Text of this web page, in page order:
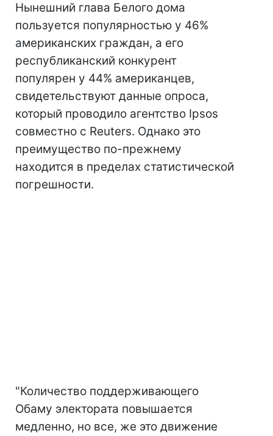
Нынешний глава Белого дома
пользуется популярностью у 46%
американских граждан, а его
республиканский конкурент
популярен у 44% американцев,
свидетельствуют данные опроса,
который проводило агентство Ipsos
совместно с Reuters. Однако это
преимущество по-прежнему
находится в пределах статистической
погрешности.
"Количество поддерживающего
Обаму электората повышается
медленно, но все, же это движение